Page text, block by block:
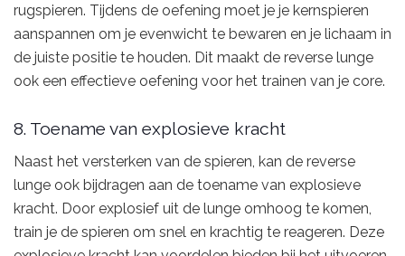
rugspieren. Tijdens de oefening moet je je kernspieren
aanspannen om je evenwicht te bewaren en je lichaam in
de juiste positie te houden. Dit maakt de reverse lunge
ook een effectieve oefening voor het trainen van je core.
8. Toename van explosieve kracht
Naast het versterken van de spieren, kan de reverse
lunge ook bijdragen aan de toename van explosieve
kracht. Door explosief uit de lunge omhoog te komen,
train je de spieren om snel en krachtig te reageren. Deze